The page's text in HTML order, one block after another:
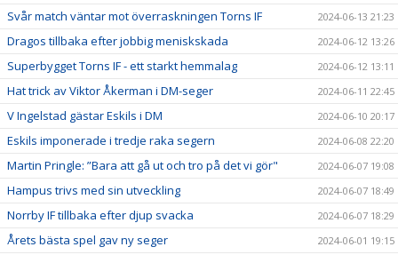
Svår match väntar mot överraskningen Torns IF 2024-06-13 21:23
Dragos tillbaka efter jobbig meniskskada 2024-06-12 13:26
Superbygget Torns IF - ett starkt hemmalag 2024-06-12 13:11
Hat trick av Viktor Åkerman i DM-seger 2024-06-11 22:45
V Ingelstad gästar Eskils i DM 2024-06-10 20:17
Eskils imponerade i tredje raka segern 2024-06-08 22:20
Martin Pringle: ”Bara att gå ut och tro på det vi gör" 2024-06-07 19:08
Hampus trivs med sin utveckling 2024-06-07 18:49
Norrby IF tillbaka efter djup svacka 2024-06-07 18:29
Årets bästa spel gav ny seger 2024-06-01 19:15